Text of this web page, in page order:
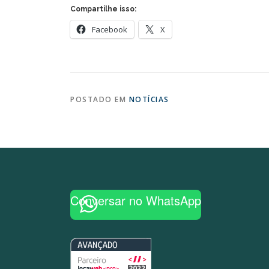
Compartilhe isso:
Facebook X
POSTADO EM NOTÍCIAS
Conversar no WhatsApp